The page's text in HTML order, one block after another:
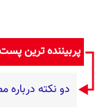
پربیننده ترین
دو نکته